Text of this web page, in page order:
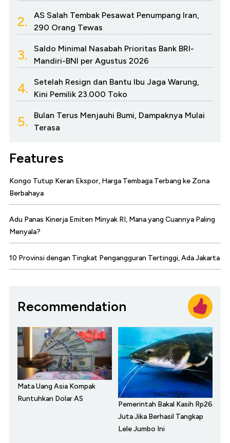
2.
AS Salah Tembak Pesawat Penumpang Iran,
290 Orang Tewas
3.
Saldo Minimal Nasabah Prioritas Bank BRI-
Mandiri-BNI per Agustus 2026
4.
Setelah Resign dan Bantu Ibu Jaga Warung,
Kini Pemilik 23.000 Toko
5.
Bulan Terus Menjauhi Bumi, Dampaknya Mulai
Terasa
Features
Kongo Tutup Keran Ekspor, Harga Tembaga Terbang ke Zona
Berbahaya
Adu Panas Kinerja Emiten Minyak RI, Mana yang Cuannya Paling
Menyala?
10 Provinsi dengan Tingkat Pengangguran Tertinggi, Ada Jakarta
Recommendation
Mata Uang Asia Kompak
Runtuhkan Dolar AS
Pemerintah Bakal Kasih Rp26
Juta Jika Berhasil Tangkap
Lele Jumbo Ini